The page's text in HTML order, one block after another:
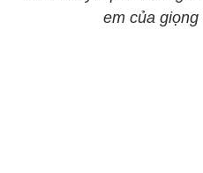
em của